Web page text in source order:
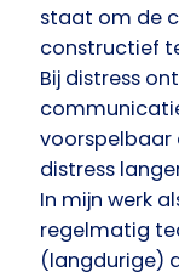
staat om de
constructief
Bij distress
voorspelbaar
distress
In mijn werk
regelmatig
(langdurige)